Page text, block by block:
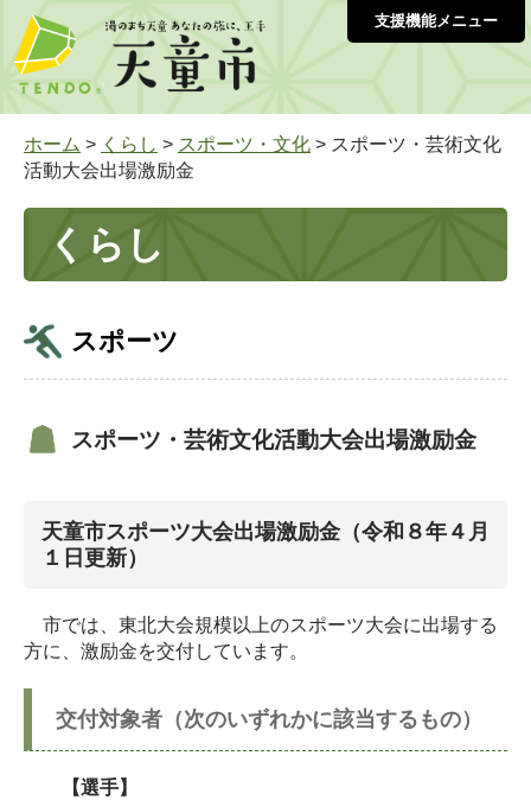
支援機能メニュー
ホーム > くらし > スポーツ・文化 > スポー­ツ・芸術文­化
活動大会­出場激励金
くらし
スポーツ
スポー­ツ・芸術文­化活動大会­出場激励金
天童市スポーツ大会出場激励金（令和８年４月
１日更新）
市では、東北大会規模以上のスポーツ大会に出場する
方に、激励金を交付しています。
交付対象者（次のいずれかに該当するもの）
【選手】